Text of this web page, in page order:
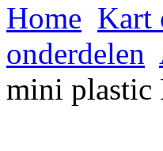
Home Kart
onderdelen
mini plastic